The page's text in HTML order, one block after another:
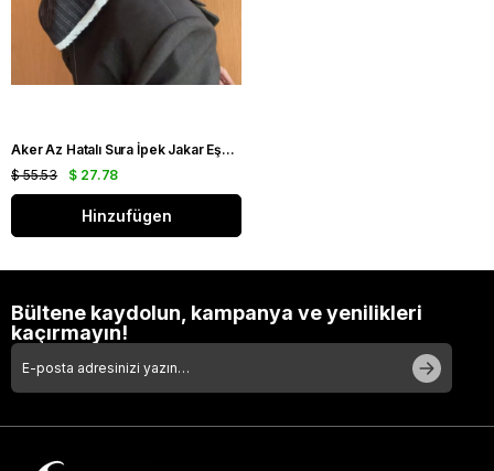
Aker Az Hatalı Sura İpek Jakar Eşarp IST 03229 Siyah Gümüş Simli Desen
$ 27.78
$ 55.53
Hinzufügen
Bültene kaydolun, kampanya ve yenilikleri
kaçırmayın!